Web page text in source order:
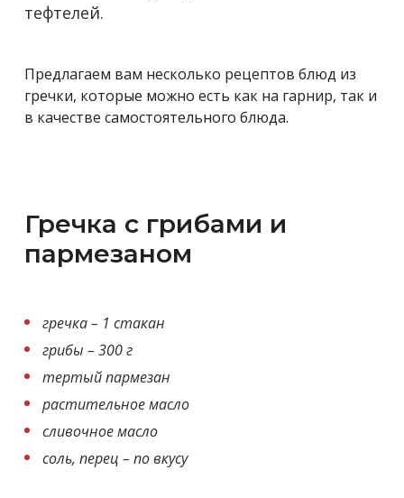
тефтелей.
Предлагаем вам несколько рецептов блюд из
гречки, которые можно есть как на гарнир, так и
в качестве самостоятельного блюда.
Гречка с грибами и
пармезаном
гречка – 1 стакан
грибы – 300 г
тертый пармезан
растительное масло
сливочное масло
соль, перец – по вкусу